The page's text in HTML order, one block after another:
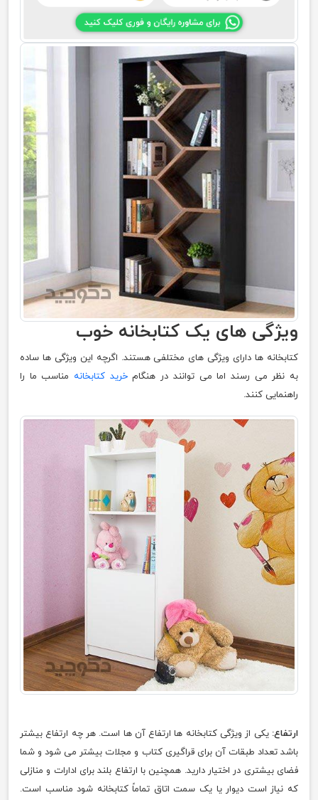
ویژگی های یک کتابخانه خوب
کتابخانه ها دارای ویژگی های مختلفی هستند. اگرچه این ویژگی ها ساده
به نظر می رسند اما می توانند در هنگامخرید کتابخانه مناسب ما را
راهنمایی کنند.
ارتفاع: یکی از ویژگی کتابخانه ها ارتفاع آن ها است. هر چه ارتفاع بیشتر
باشد تعداد طبقات آن برای قراگیری کتاب و مجلات بیشتر می شود و شما
فضای بیشتری در اختیار دارید. همچنین با ارتفاع بلند برای ادارات و منازلی
که نیاز است دیوار یا یک سمت اتاق تماماً کتابخانه شود مناسب است.